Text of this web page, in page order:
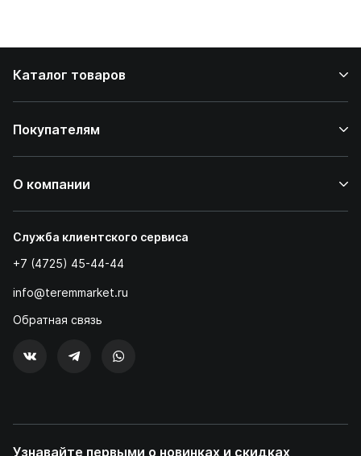
Каталог товаров
Покупателям
О компании
Служба клиентского сервиса
+7 (4725) 45-44-44
info@teremmarket.ru
Обратная связь
Узнавайте первыми о новинках и скидках